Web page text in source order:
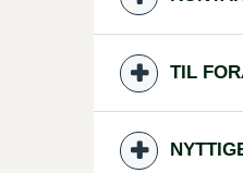
TIL